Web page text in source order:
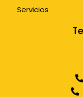
Servicios